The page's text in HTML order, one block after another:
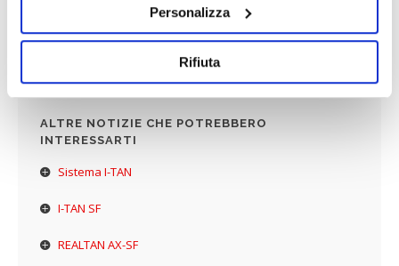
Personalizza
Rifiuta
ALTRE NOTIZIE CHE POTREBBERO
INTERESSARTI
Sistema I-TAN
I-TAN SF
REALTAN AX-SF